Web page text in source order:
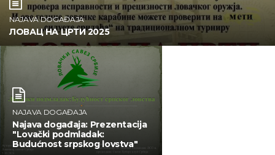
NAJAVA DOGAĐAJA
ЛОВАЦ НА ЦРТИ 2025
NAJAVA DOGAĐAJA
Najava događaja: Prezentacija
"Lovački podmladak:
Budućnost srpskog lovstva"